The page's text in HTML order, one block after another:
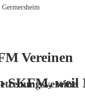
SKFM,
Vereinen